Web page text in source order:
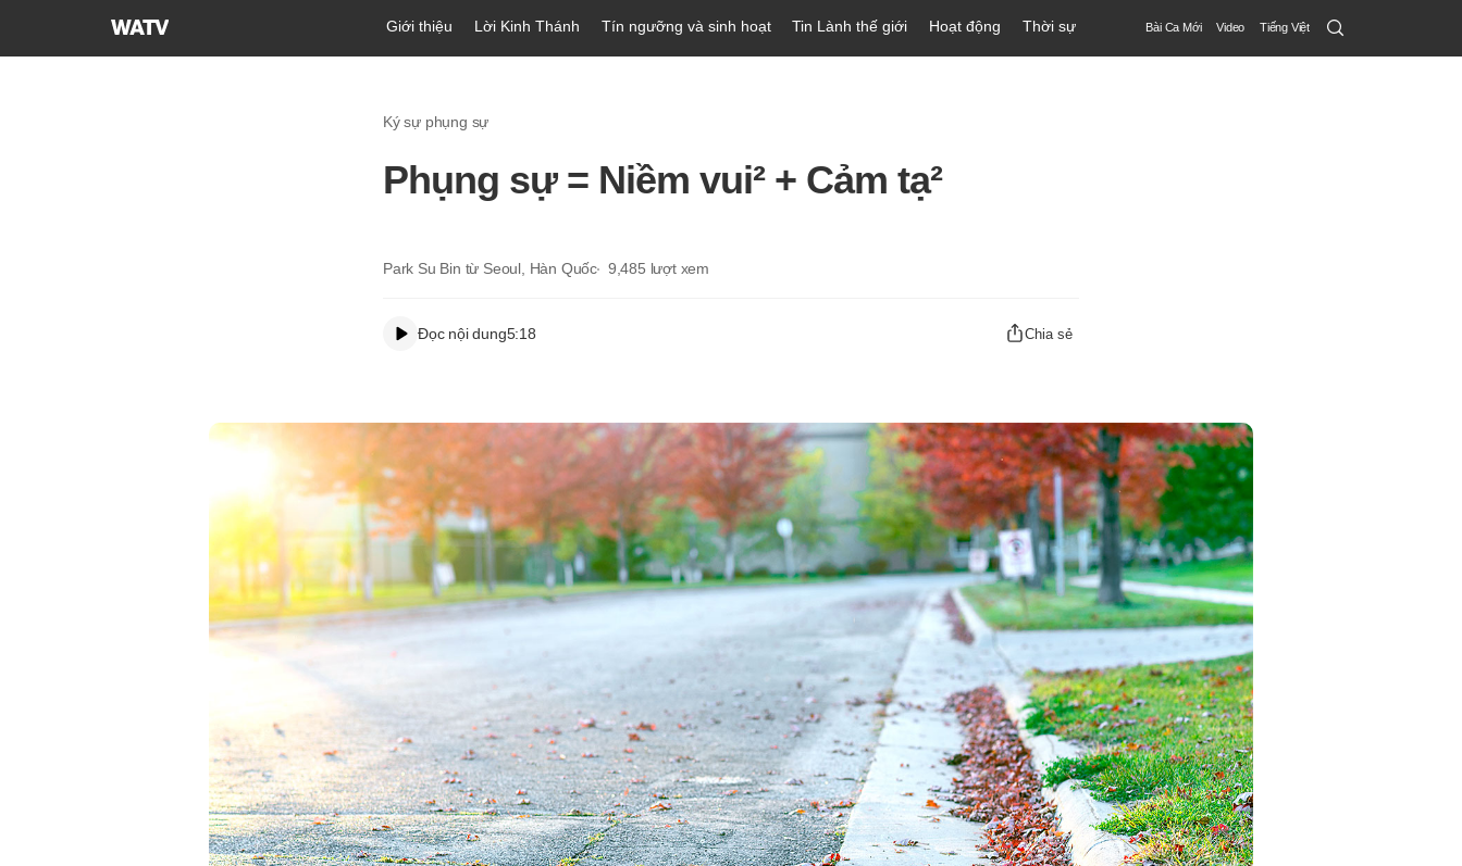
Hội
Giới thiệu Lời Kinh Thánh Tín ngưỡng và sinh hoạt Tin Lành thế giới Hoạt động Thời sự Bài Ca Mới Video Tiếng Việt Search
Submit
Ký sự phụng sự
Phụng sự = Niềm vui² + Cảm tạ²
Park Su Bin từ Seoul, Hàn Quốc 9,485 lượt xem
Đọc nội dung5:18 Chia sẻ